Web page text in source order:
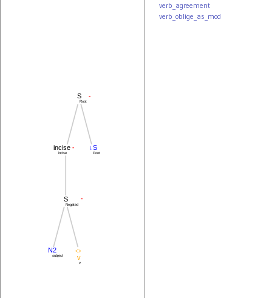
↓S
Foot
<>
v
v
N2
subject
S
Negated
-
incise
incise
-
S
Root
-
verb_agreement
verb_oblige_as_mod